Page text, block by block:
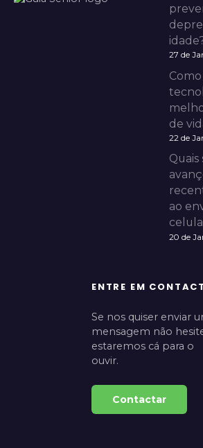
27 de
de
22 de
Quais
ao
20 de
ENTRE EM
Se nos quiser enviar
mensagem não
estaremos cá para o
ouvir.
Contactar